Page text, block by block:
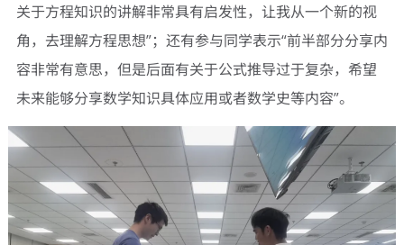
关于方程知识的讲解非常具有启发性，让我从一个新的视
角，去理解方程思想”；还有参与同学表示“前半部分分享内
容非常有意思，但是后面有关于公式推导过于复杂，希望
未来能够分享数学知识具体应用或者数学史等内容‌”。